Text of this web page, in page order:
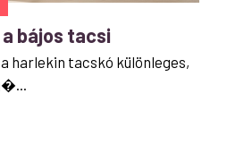
bájos tacsi
harlekin tacskó különleges,